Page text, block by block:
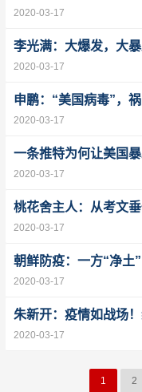
2020-03-17
李光满：大爆发，大
2020-03-17
申鹏：“美国病毒”，
2020-03-17
一条推特为何让美国
2020-03-17
桃花舍主人：从考文
2020-03-17
朝鲜防疫：一方“净土
2020-03-17
朱新开：疫情如战场
2020-03-17
1 2